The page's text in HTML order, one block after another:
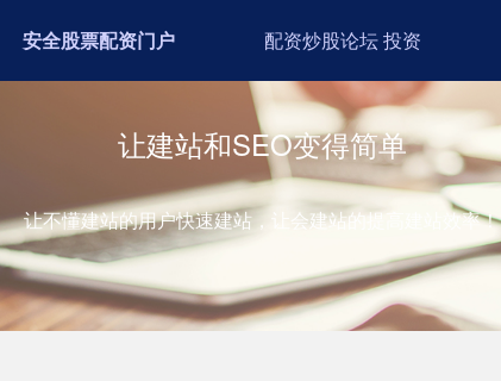
安全股票配资门户 配资炒股论坛 投资
让建站和SEO变得简单
让不懂建站的用户快速建站，让会建站的提高建站效率！